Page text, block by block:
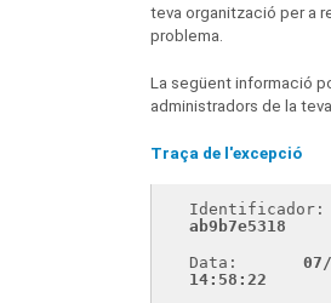
teva organització per a
problema.
La següent informació
administradors de la
Traça de l'excepció
ab9b7e5318
Data:
14:58:22